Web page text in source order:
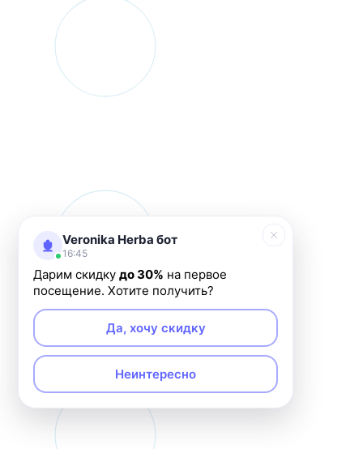
Veronika Herba бот
16:45
Дарим скидку до 30% на первое
посещение. Хотите получить?
Да, хочу скидку
Неинтересно